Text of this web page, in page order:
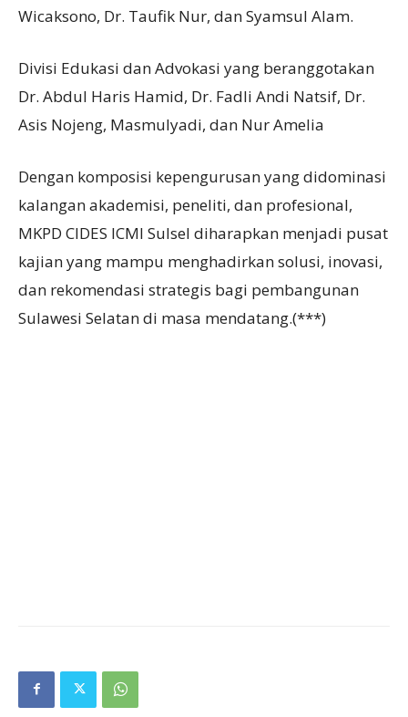
Wicaksono, Dr. Taufik Nur, dan Syamsul Alam.
Divisi Edukasi dan Advokasi yang beranggotakan
Dr. Abdul Haris Hamid, Dr. Fadli Andi Natsif, Dr.
Asis Nojeng, Masmulyadi, dan Nur Amelia
Dengan komposisi kepengurusan yang didominasi
kalangan akademisi, peneliti, dan profesional,
MKPD CIDES ICMI Sulsel diharapkan menjadi pusat
kajian yang mampu menghadirkan solusi, inovasi,
dan rekomendasi strategis bagi pembangunan
Sulawesi Selatan di masa mendatang.(***)